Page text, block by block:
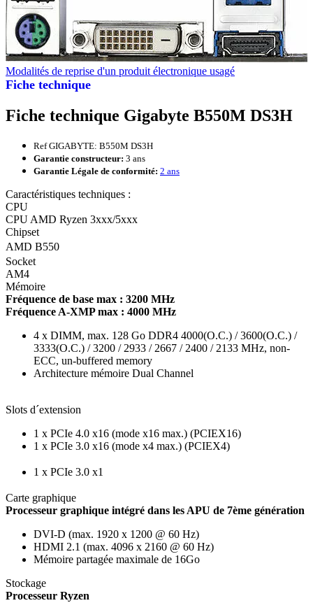
Fiche technique
Modalités de reprise d'un produit électronique usagé
Fiche technique Gigabyte B550M DS3H
Ref GIGABYTE: B550M DS3H
Garantie constructeur: 3 ans
Garantie Légale de conformité: 2 ans
Caractéristiques techniques :
CPU
CPU AMD Ryzen 3xxx/5xxx
Chipset
AMD B550
Socket
AM4
Mémoire
Fréquence de base max : 3200 MHz
Fréquence A-XMP max : 4000 MHz
4 x DIMM, max. 128 Go DDR4 4000(O.C.) / 3600(O.C.) /
3333(O.C.) / 3200 / 2933 / 2667 / 2400 / 2133 MHz, non-
ECC, un-buffered memory
Architecture mémoire Dual Channel
Slots d´extension
1 x PCIe 4.0 x16 (mode x16 max.) (PCIEX16)
1 x PCIe 3.0 x16 (mode x4 max.) (PCIEX4)
1 x PCIe 3.0 x1
Carte graphique
Processeur graphique intégré dans les APU de 7ème génération
DVI-D (max. 1920 x 1200 @ 60 Hz)
HDMI 2.1 (max. 4096 x 2160 @ 60 Hz)
Mémoire partagée maximale de 16Go
Stockage
Processeur Ryzen